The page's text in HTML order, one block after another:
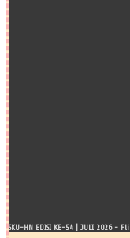
SKU-HN EDISI KE-54 | JULI 2026 -